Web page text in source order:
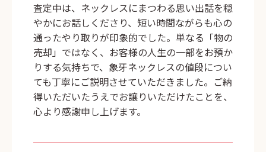
査定中は、ネックレスにまつわる思い出話を穏
やかにお話しくださり、短い時間ながらも心の
通ったやり取りが印象的でした。単なる「物の
売却」ではなく、お客様の人生の一部をお預か
りする気持ちで、象牙ネックレスの値段につい
ても丁寧にご説明させていただきました。ご納
得いただいたうえでお譲りいただけたことを、
心より感謝申し上げます。